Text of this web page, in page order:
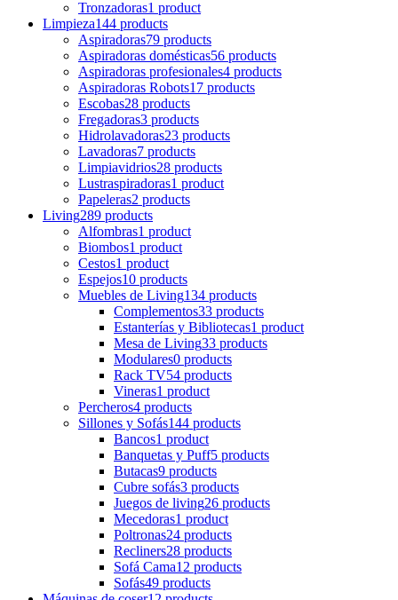
Tronzadoras1 product
Limpieza144 products
Aspiradoras79 products
Aspiradoras domésticas56 products
Aspiradoras profesionales4 products
Aspiradoras Robots17 products
Escobas28 products
Fregadoras3 products
Hidrolavadoras23 products
Lavadoras7 products
Limpiavidrios28 products
Lustraspiradoras1 product
Papeleras2 products
Living289 products
Alfombras1 product
Biombos1 product
Cestos1 product
Espejos10 products
Muebles de Living134 products
Complementos33 products
Estanterías y Bibliotecas1 product
Mesa de Living33 products
Modulares0 products
Rack TV54 products
Vineras1 product
Percheros4 products
Sillones y Sofás144 products
Bancos1 product
Banquetas y Puff5 products
Butacas9 products
Cubre sofás3 products
Juegos de living26 products
Mecedoras1 product
Poltronas24 products
Recliners28 products
Sofá Cama12 products
Sofás49 products